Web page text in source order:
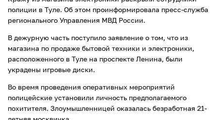
полиции в Туле. Об этом проинформировала пресс-служба
регионального Управления МВД России.
В дежурную часть поступило заявление о том, что из
магазина по продаже бытовой техники и электроники,
расположенного в Туле на проспекте Ленина, были
украдены игровые диски.
Во время проведения оперативных мероприятий
полицейские установили личность предполагаемого
похитителя. Злоумышленницей оказалась безработная 21-